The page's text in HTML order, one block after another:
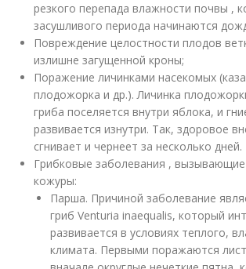
резкого перепада влажности почвы ,
засушливого периода начинаются
Повреждение целостности плодов
излишне загущенной кроны;
Поражение личинками насекомых
плодожорка и др.). Личинка
гриба поселяется внутри яблока, и
развивается изнутри. Так, здоровое
сгнивает и чернеет за несколько дней.
Грибковые заболевания ,
кожуры:
Парша. Причиной заболевание
гриб Venturia inaequalis, который
развивается в условиях теплого,
климата. Первыми поражаются